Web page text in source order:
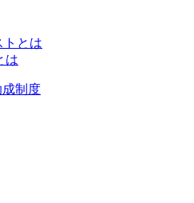
トとは
は
制度